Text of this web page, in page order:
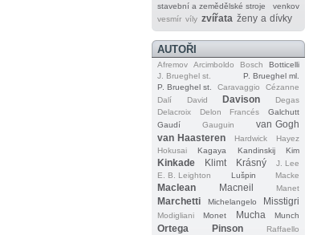
stavební a zemědělské stroje
venkov
vesmír víly zvířata ženy a dívky
AUTOŘI
Afremov Arcimboldo Bosch
Botticelli
J. Brueghel st.
P. Brueghel ml.
P. Brueghel st.
Caravaggio
Cézanne
Dalí
David Davison
Degas
Delacroix
Delon Francés
Galchutt
Gaudí
Gauguin
van Gogh
van Haasteren
Hardwick
Hayez
Hokusai
Kagaya Kandinskij Kim
Kinkade Klimt Krásný
J. Lee
E. B. Leighton
Lušpin Macke
Maclean Macneil Manet
Marchetti Michelangelo Misstigri
Modigliani Monet Mucha Munch
Ortega Pinson
Raffaello